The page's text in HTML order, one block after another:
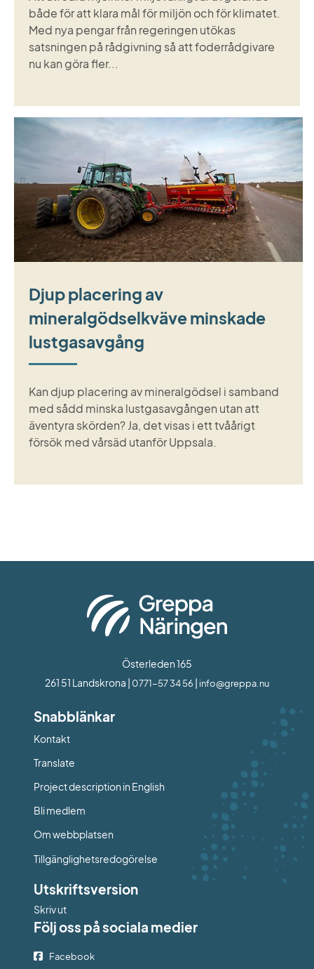
både för att klara mål för miljön och för klimatet.
Med nya pengar från regeringen utökas
satsningen på rådgivning så att foderrådgivare
nu kan göra fler...
Djup placering av
mineralgödselkväve minskade
lustgasavgång
Kan djup placering av mineralgödsel i samband
med sådd minska lustgasavgången utan att
äventyra skörden? Ja, det visas i ett tvåårigt
försök med vårsäd utanför Uppsala.
Österleden 165
261 51 Landskrona | 0771-57 34 56 | info@greppa.nu
Snabblänkar
Kontakt
Translate
Project description in English
Bli medlem
Om webbplatsen
Tillgänglighetsredogörelse
Utskriftsversion
Skriv ut
Följ oss på sociala medier
Facebook